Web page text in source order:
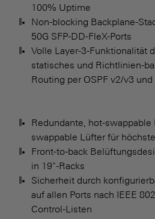
100% Uptime
Non-blocking Backplane-
50G SFP-DD-FleX-Ports
Volle Layer-3-Funktionalität
statisches und Richtlinien-
Routing per OSPF v2/v3 und
Redundante, hot-swappable
swappable Lüfter für
Front-to-back
in 19"-Racks
Sicherheit durch
auf allen Ports nach IEEE
Control-Listen